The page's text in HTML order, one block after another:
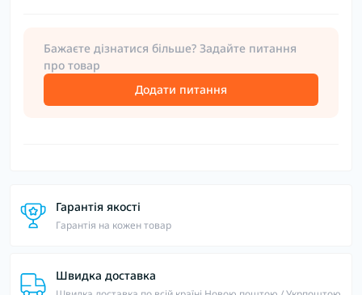
Бажаєте дізнатися більше? Задайте питання
про товар
Додати питання
Гарантія якості
Гарантія на кожен товар
Швидка доставка